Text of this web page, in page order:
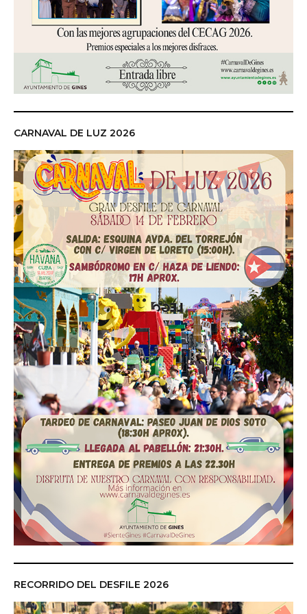
CARNAVAL DE LUZ 2026
RECORRIDO DEL DESFILE 2026